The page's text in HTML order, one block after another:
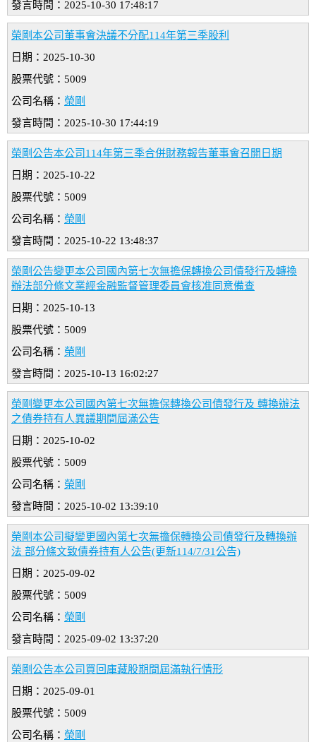
發言時間：2025-10-30 17:48:17
榮剛本公司董事會決議不分配114年第三季股利
日期：2025-10-30
股票代號：5009
公司名稱： 榮剛
發言時間：2025-10-30 17:44:19
榮剛公告本公司114年第三季合併財務報告董事會召開日期
日期：2025-10-22
股票代號：5009
公司名稱： 榮剛
發言時間：2025-10-22 13:48:37
榮剛公告變更本公司國內第七次無擔保轉換公司債發行及轉換
辦法部分條文業經金融監督管理委員會核准同意備查
日期：2025-10-13
股票代號：5009
公司名稱： 榮剛
發言時間：2025-10-13 16:02:27
榮剛變更本公司國內第七次無擔保轉換公司債發行及 轉換辦法
之債券持有人異議期間屆滿公告
日期：2025-10-02
股票代號：5009
公司名稱： 榮剛
發言時間：2025-10-02 13:39:10
榮剛本公司擬變更國內第七次無擔保轉換公司債發行及轉換辦
法 部分條文致債券持有人公告(更新114/7/31公告)
日期：2025-09-02
股票代號：5009
公司名稱： 榮剛
發言時間：2025-09-02 13:37:20
榮剛公告本公司買回庫藏股期間屆滿執行情形
日期：2025-09-01
股票代號：5009
公司名稱： 榮剛